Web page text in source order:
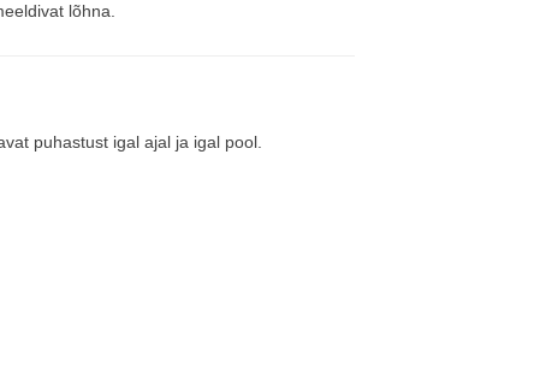
lõhna.
puhastust igal ajal ja igal pool.